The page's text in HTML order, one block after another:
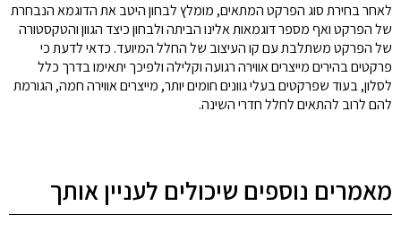
לאחר בחירת סוג הפרקט המתאים, מומלץ לבחון היטב את הדוגמא הנבחרת
של הפרקט ואף מספר דוגמאות אלינו הביתה ולבחון כיצד הגוון והטקסטורה
של הפרקט משתלבת עם קו העיצוב של החלל המיועד. כדאי לדעת כי
פרקטים בהירים מייצרים אווירה רגועה וקלילה ולפיכך יתאימו בדרך כלל
לסלון, בעוד שפרקטים בעלי גוונים חומים יותר, מייצרים אווירה חמה, הגורמת
להם לרוב להתאים לחלל חדרי השינה.
מאמרים נוספים שיכולים לעניין אותך